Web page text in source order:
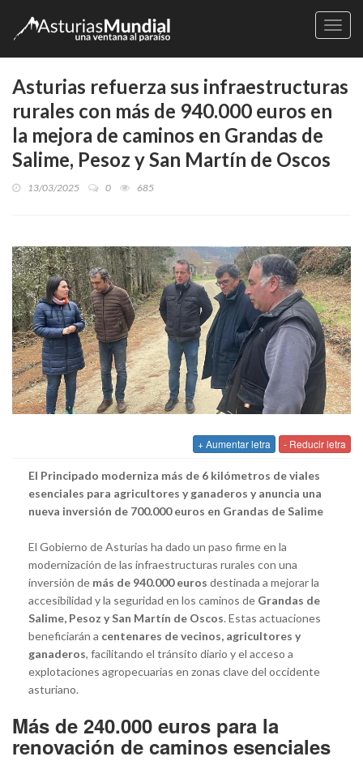
Asturias refuerza sus infraestructuras
rurales con más de 940.000 euros en
la mejora de caminos en Grandas de
Salime, Pesoz y San Martín de Oscos
13/03/2025 0 685
+ Aumentar letra - Reducir letra
El Principado moderniza más de 6 kilómetros de viales
esenciales para agricultores y ganaderos y anuncia una
nueva inversión de 700.000 euros en Grandas de Salime
El Gobierno de Asturias ha dado un paso firme en la
modernización de las infraestructuras rurales con una
inversión de más de 940.000 euros destinada a mejorar la
accesibilidad y la seguridad en los caminos de Grandas de
Salime, Pesoz y San Martín de Oscos. Estas actuaciones
beneficiarán a centenares de vecinos, agricultores y
ganaderos, facilitando el tránsito diario y el acceso a
explotaciones agropecuarias en zonas clave del occidente
asturiano.
Más de 240.000 euros para la
renovación de caminos esenciales